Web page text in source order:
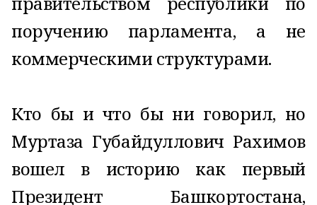
поручению парламента, а не
коммерческими структурами.
Кто бы и что бы ни говорил, но
Муртаза Губайдуллович Рахимов
вошел в историю как первый
Президент Башкортостана,